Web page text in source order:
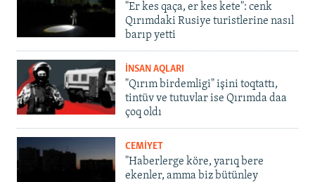
"Er kes qaça, er kes kete": cenk
Qırımdaki Rusiye turistlerine nasıl
barıp yetti
İNSAN AQLARI
"Qırım birdemligi" işini toqtattı,
tintüv ve tutuvlar ise Qırımda daa
çoq oldı
CEMİYET
"Haberlerge köre, yarıq bere
ekenler, amma biz bütünley